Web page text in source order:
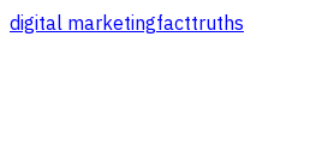
digital marketingfacttruths